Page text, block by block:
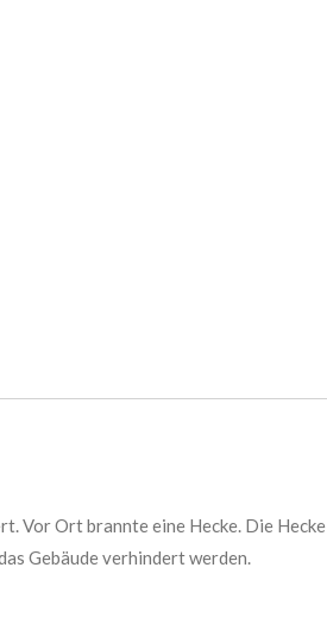
Vor Ort brannte eine Hecke. Die Hecke
Gebäude verhindert werden.